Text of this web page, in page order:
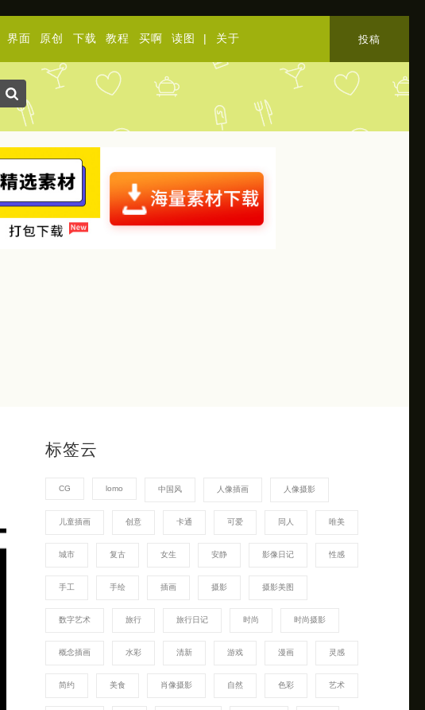
界面 原创 下载 教程 买啊 读图 | 关于 投稿
标签云
CG lomo 中国风 人像插画 人像摄影
儿童插画 创意 卡通 可爱 同人 唯美
城市 复古 女生 安静 影像日记 性感
手工 手绘 插画 摄影 摄影美图
数字艺术 旅行 旅行日记 时尚 时尚摄影
概念插画 水彩 清新 游戏 漫画 灵感
简约 美食 肖像摄影 自然 色彩 艺术